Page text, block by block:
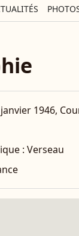
1946,
:Verseau